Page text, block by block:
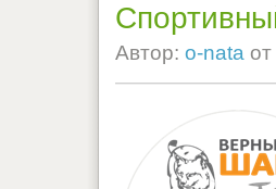
Автор: o-nata от